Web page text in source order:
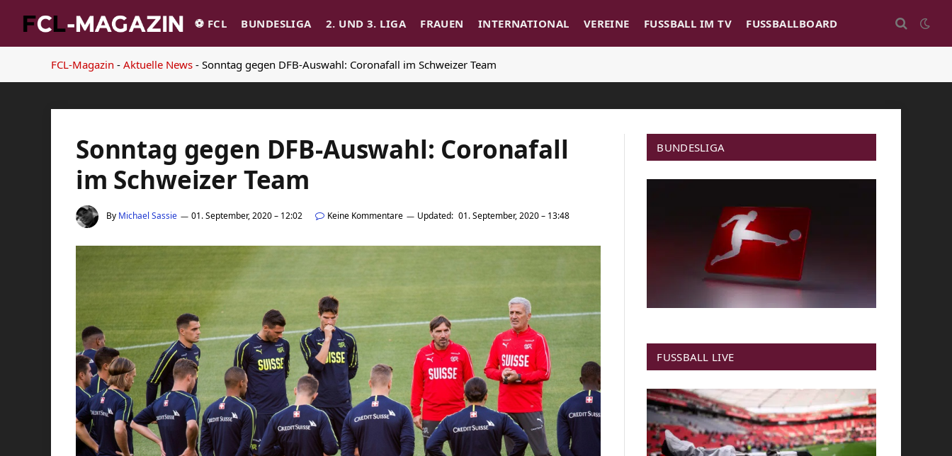
⚽️ FCL BUNDESLIGA 2. UND 3. LIGA FRAUEN INTERNATIONAL VEREINE FUSSBALL IM TV FUSSBALLBOARD
FCL-Magazin - Aktuelle News - Sonntag gegen DFB-Auswahl: Coronafall im Schweizer Team
Sonntag gegen DFB-Auswahl: Coronafall
im Schweizer Team
By Michael Sassie 01. September, 2020 – 12:02 Keine Kommentare Updated: 01. September, 2020 – 13:48
BUNDESLIGA
FUSSBALL LIVE